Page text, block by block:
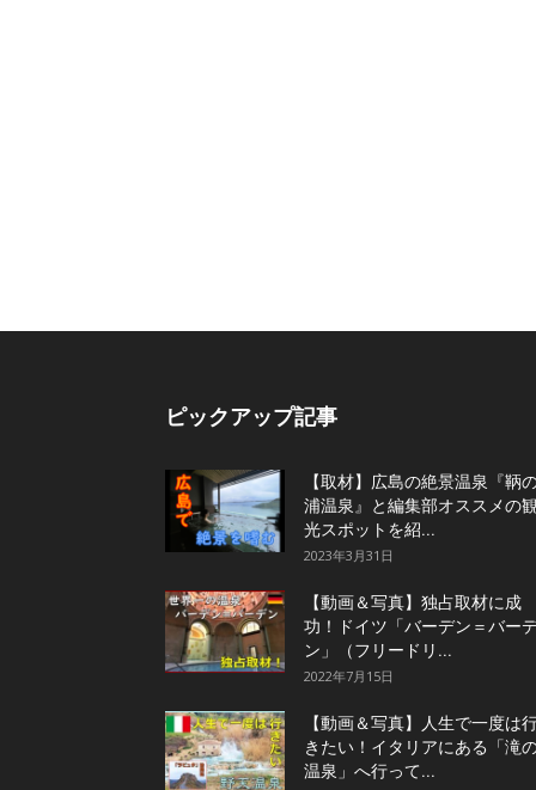
ピックアップ記事
【取材】広島の絶景温泉『鞆
浦温泉』と編集部オススメの観
光スポットを紹...
2023年3月31日
【動画＆写真】独占取材に成
功！ドイツ「バーデン＝バー
ン」（フリードリ...
2022年7月15日
【動画＆写真】人生で一度は
きたい！イタリアにある「滝
温泉」へ行って...